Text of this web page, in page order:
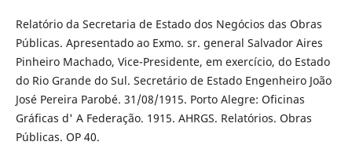
Relatório da Secretaria de Estado dos Negócios das Obras
Públicas. Apresentado ao Exmo. sr. general Salvador Aires
Pinheiro Machado, Vice-Presidente, em exercício, do Estado
do Rio Grande do Sul. Secretário de Estado Engenheiro João
José Pereira Parobé. 31/08/1915. Porto Alegre: Oficinas
Gráficas d' A Federação. 1915. AHRGS. Relatórios. Obras
Públicas. OP 40.